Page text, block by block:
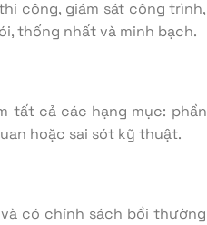
công, giám sát công trình,
thống nhất và minh bạch.
tất cả các hạng mục: phần
hoặc sai sót kỹ thuật.
có chính sách bồi thường